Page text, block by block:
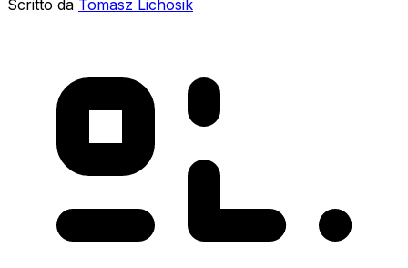
Scritto da Tomasz Lichosik